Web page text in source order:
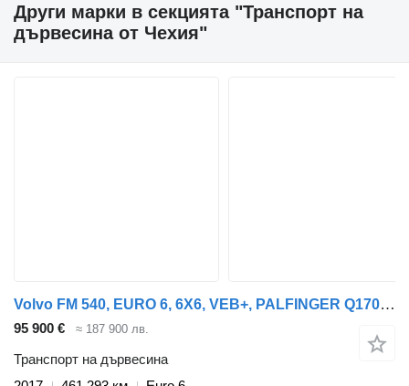
Други марки в секцията "Транспорт на
дървесина от Чехия"
Volvo FM 540, EURO 6, 6X6, VEB+, PALFINGER Q170Z96 ARM + UMIKOV, PRICE + ремарке транспорт на дървесина
95 900 € ≈ 187 900 лв.
Транспорт на дървесина